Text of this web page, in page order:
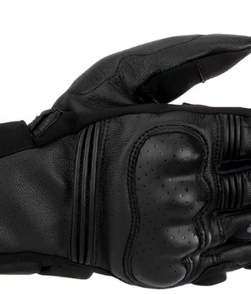
axxis fenix
8 º capacete aberto
9º capacete ls2
10º race tech